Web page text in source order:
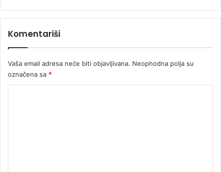
k
e
g
o
e
n
a
r
n
Komentariši
Vaša email adresa neće biti objavljivana. Neophodna polja su
označena sa *